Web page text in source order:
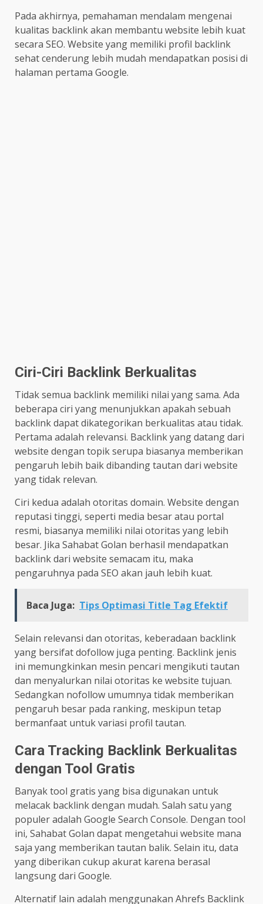
Pada akhirnya, pemahaman mendalam mengenai
kualitas backlink akan membantu website lebih kuat
secara SEO. Website yang memiliki profil backlink
sehat cenderung lebih mudah mendapatkan posisi di
halaman pertama Google.
Ciri-Ciri Backlink Berkualitas
Tidak semua backlink memiliki nilai yang sama. Ada
beberapa ciri yang menunjukkan apakah sebuah
backlink dapat dikategorikan berkualitas atau tidak.
Pertama adalah relevansi. Backlink yang datang dari
website dengan topik serupa biasanya memberikan
pengaruh lebih baik dibanding tautan dari website
yang tidak relevan.
Ciri kedua adalah otoritas domain. Website dengan
reputasi tinggi, seperti media besar atau portal
resmi, biasanya memiliki nilai otoritas yang lebih
besar. Jika Sahabat Golan berhasil mendapatkan
backlink dari website semacam itu, maka
pengaruhnya pada SEO akan jauh lebih kuat.
Baca Juga: Tips Optimasi Title Tag Efektif
Selain relevansi dan otoritas, keberadaan backlink
yang bersifat dofollow juga penting. Backlink jenis
ini memungkinkan mesin pencari mengikuti tautan
dan menyalurkan nilai otoritas ke website tujuan.
Sedangkan nofollow umumnya tidak memberikan
pengaruh besar pada ranking, meskipun tetap
bermanfaat untuk variasi profil tautan.
Cara Tracking Backlink Berkualitas
dengan Tool Gratis
Banyak tool gratis yang bisa digunakan untuk
melacak backlink dengan mudah. Salah satu yang
populer adalah Google Search Console. Dengan tool
ini, Sahabat Golan dapat mengetahui website mana
saja yang memberikan tautan balik. Selain itu, data
yang diberikan cukup akurat karena berasal
langsung dari Google.
Alternatif lain adalah menggunakan Ahrefs Backlink